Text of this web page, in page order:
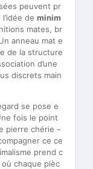
peuvent pr
de minim
mates, br
anneau mat e
de la structure
d’une
discrets main
se pose e
fois le point
pierre chérie –
ce ce
prend c
chaque pièc